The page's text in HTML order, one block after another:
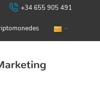
+34 655 905 491